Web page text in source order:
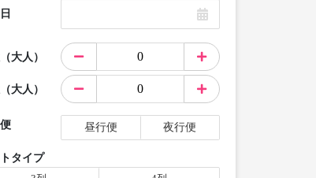
大人）
大人）
昼行便 夜行便
タイプ